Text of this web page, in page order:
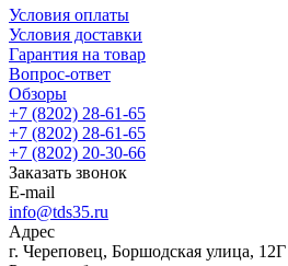
Условия оплаты
Условия доставки
Гарантия на товар
Вопрос-ответ
Обзоры
+7 (8202) 28‑61-65
+7 (8202) 28‑61-65
+7 (8202) 20‑30-66
Заказать звонок
E-mail
info@tds35.ru
Адрес
г. Череповец, Боршодская улица, 12Г